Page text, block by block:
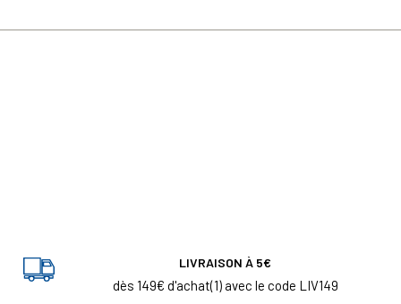
LIVRAISON À 5€
dès 149€ d'achat(1) avec le code LIV149